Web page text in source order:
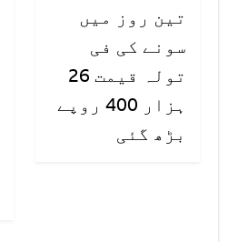
تین روز میں
سونے کی فی
تولہ قیمت 26
ہزار 400 روپے
بڑھ گئی